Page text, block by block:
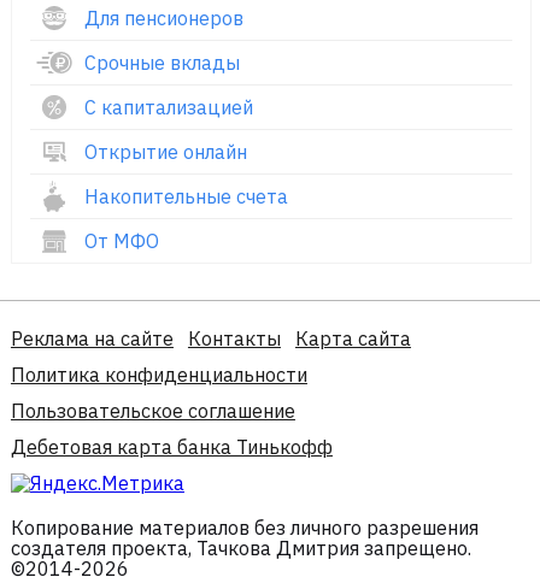
Для пенсионеров
Срочные вклады
С капитализацией
Открытие онлайн
Накопительные счета
От МФО
Реклама на сайте Контакты
Карта сайта
Политика конфиденциальности
Пользовательское соглашение
Дебетовая карта банка Тинькофф
Копирование материалов без личного разрешения
создателя проекта, Тачкова Дмитрия запрещено.
©2014-2026